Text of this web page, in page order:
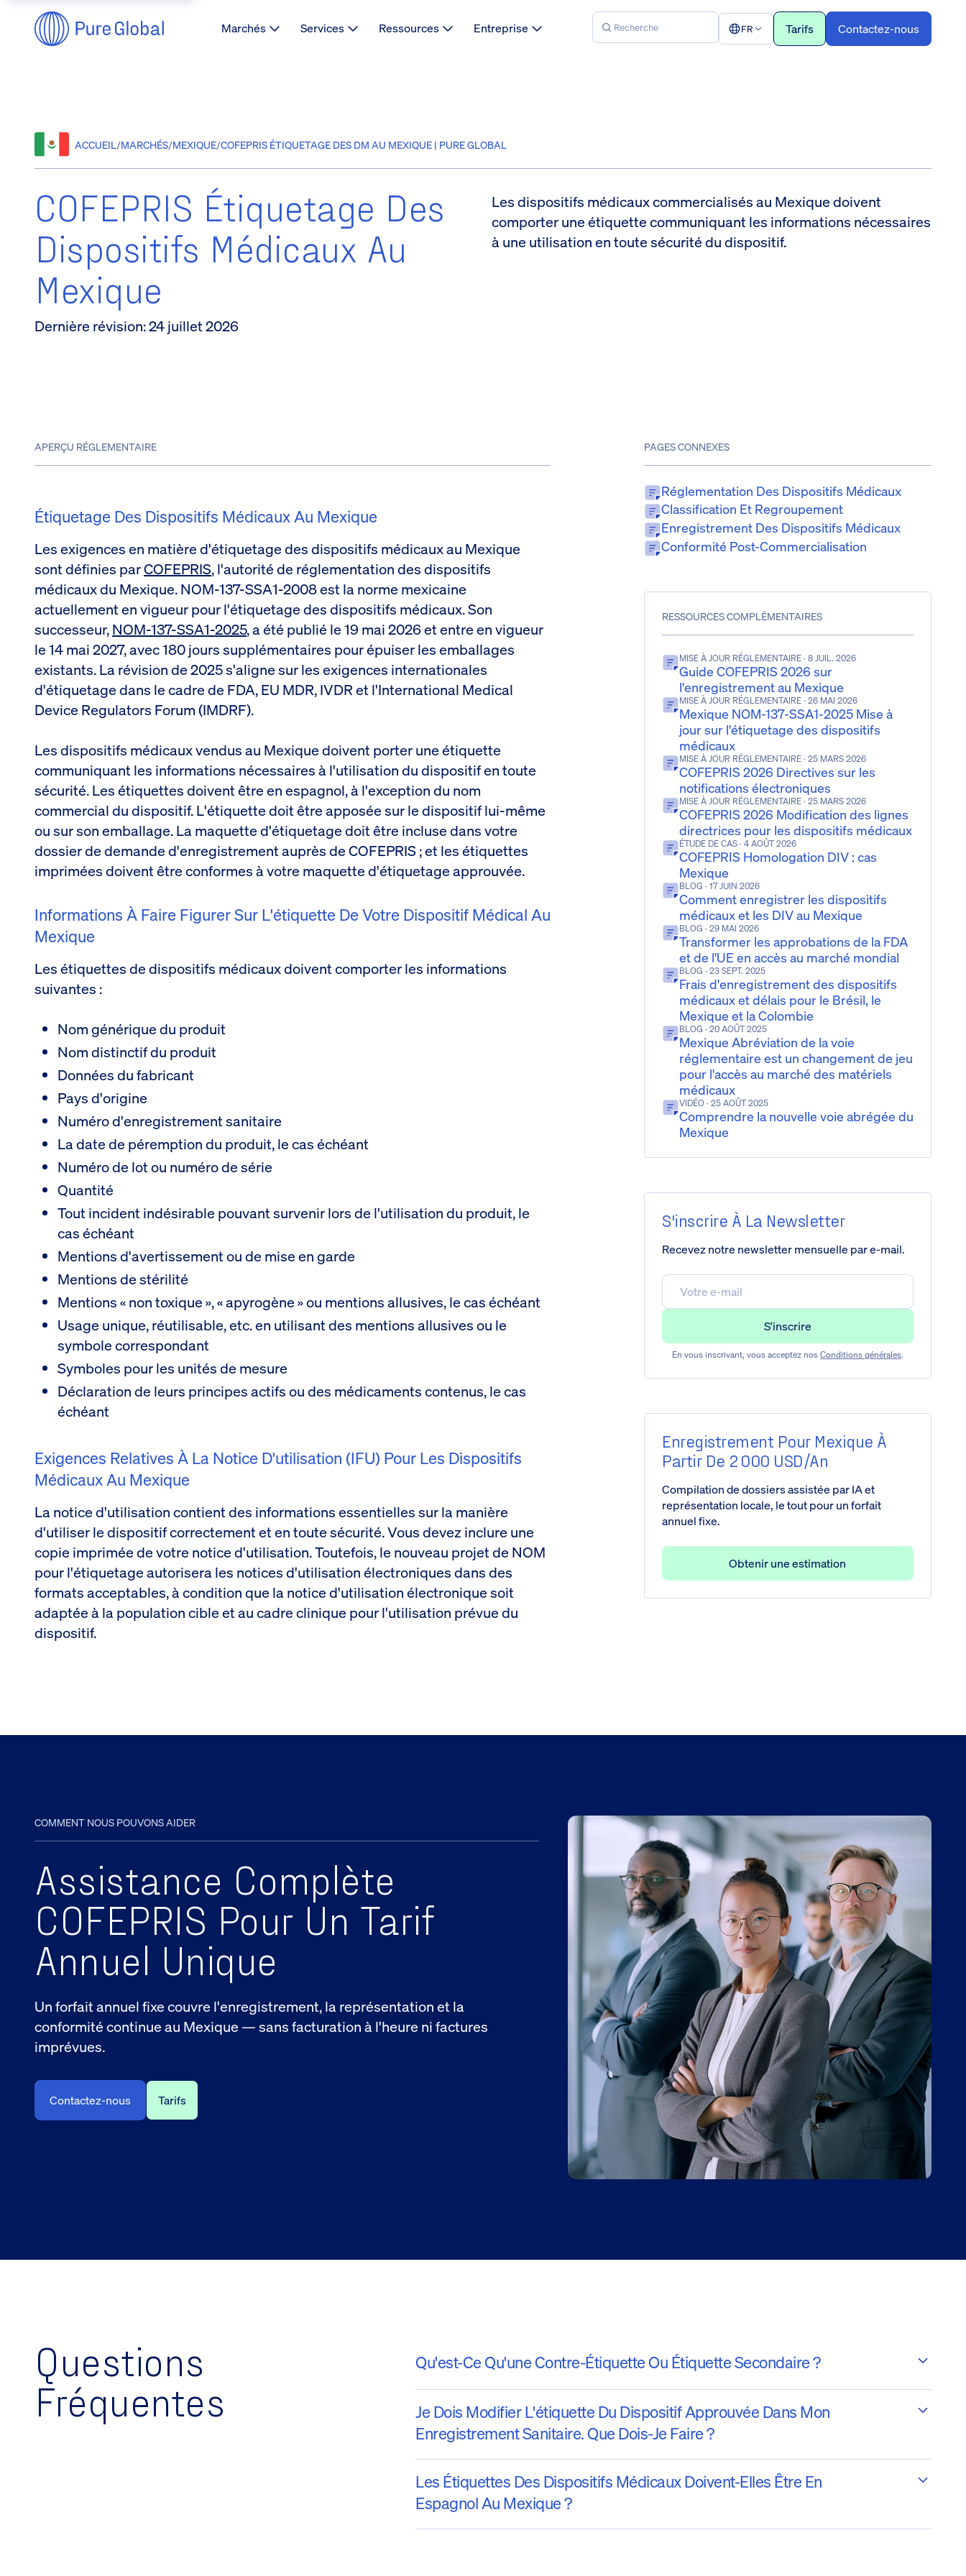
Marchés Services Ressources Entreprise FR Tarifs Contactez-nous
ACCUEIL/MARCHÉS/MEXIQUE/COFEPRIS ÉTIQUETAGE DES DM AU MEXIQUE | PURE GLOBAL
COFEPRIS Étiquetage Des
Dispositifs Médicaux Au
Mexique
Dernière révision:24 juillet 2026
Les dispositifs médicaux commercialisés au Mexique doivent
comporter une étiquette communiquant les informations nécessaires
à une utilisation en toute sécurité du dispositif.
APERÇU RÉGLEMENTAIRE
Étiquetage Des Dispositifs Médicaux Au Mexique
Les exigences en matière d'étiquetage des dispositifs médicaux au Mexique
sont définies parCOFEPRIS, l'autorité de réglementation des dispositifs
médicaux du Mexique. NOM-137-SSA1-2008 est la norme mexicaine
actuellement en vigueur pour l'étiquetage des dispositifs médicaux. Son
successeur,NOM-137-SSA1-2025, a été publié le 19 mai 2026 et entre en vigueur
le 14 mai 2027, avec 180 jours supplémentaires pour épuiser les emballages
existants. La révision de 2025 s'aligne sur les exigences internationales
d'étiquetage dans le cadre de FDA, EU MDR, IVDR et l'International Medical
Device Regulators Forum (IMDRF).
Les dispositifs médicaux vendus au Mexique doivent porter une étiquette
communiquant les informations nécessaires à l'utilisation du dispositif en toute
sécurité. Les étiquettes doivent être en espagnol, à l'exception du nom
commercial du dispositif. L'étiquette doit être apposée sur le dispositif lui-même
ou sur son emballage. La maquette d'étiquetage doit être incluse dans votre
dossier de demande d'enregistrement auprès de COFEPRIS ; et les étiquettes
imprimées doivent être conformes à votre maquette d'étiquetage approuvée.
Informations À Faire Figurer Sur L'étiquette De Votre Dispositif Médical Au
Mexique
Les étiquettes de dispositifs médicaux doivent comporter les informations
suivantes :
Nom générique du produit
Nom distinctif du produit
Données du fabricant
Pays d'origine
Numéro d'enregistrement sanitaire
La date de péremption du produit, le cas échéant
Numéro de lot ou numéro de série
Quantité
Tout incident indésirable pouvant survenir lors de l'utilisation du produit, le
cas échéant
Mentions d'avertissement ou de mise en garde
Mentions de stérilité
Mentions « non toxique », « apyrogène » ou mentions allusives, le cas échéant
Usage unique, réutilisable, etc. en utilisant des mentions allusives ou le
symbole correspondant
Symboles pour les unités de mesure
Déclaration de leurs principes actifs ou des médicaments contenus, le cas
échéant
Exigences Relatives À La Notice D'utilisation (IFU) Pour Les Dispositifs
Médicaux Au Mexique
La notice d'utilisation contient des informations essentielles sur la manière
d'utiliser le dispositif correctement et en toute sécurité. Vous devez inclure une
copie imprimée de votre notice d'utilisation. Toutefois, le nouveau projet de NOM
pour l'étiquetage autorisera les notices d'utilisation électroniques dans des
formats acceptables, à condition que la notice d'utilisation électronique soit
adaptée à la population cible et au cadre clinique pour l'utilisation prévue du
dispositif.
PAGES CONNEXES
Réglementation Des Dispositifs Médicaux
Classification Et Regroupement
Enregistrement Des Dispositifs Médicaux
Conformité Post-Commercialisation
RESSOURCES COMPLÉMENTAIRES
MISE À JOUR RÉGLEMENTAIRE · 8 JUIL. 2026
Guide COFEPRIS 2026 sur
l'enregistrement au Mexique
MISE À JOUR RÉGLEMENTAIRE · 26 MAI 2026
Mexique NOM-137-SSA1-2025 Mise à
jour sur l'étiquetage des dispositifs
médicaux
MISE À JOUR RÉGLEMENTAIRE · 25 MARS 2026
COFEPRIS 2026 Directives sur les
notifications électroniques
MISE À JOUR RÉGLEMENTAIRE · 25 MARS 2026
COFEPRIS 2026 Modification des lignes
directrices pour les dispositifs médicaux
ÉTUDE DE CAS · 4 AOÛT 2026
COFEPRIS Homologation DIV : cas
Mexique
BLOG · 17 JUIN 2026
Comment enregistrer les dispositifs
médicaux et les DIV au Mexique
BLOG · 29 MAI 2026
Transformer les approbations de la FDA
et de l'UE en accès au marché mondial
BLOG · 23 SEPT. 2025
Frais d'enregistrement des dispositifs
médicaux et délais pour le Brésil, le
Mexique et la Colombie
BLOG · 20 AOÛT 2025
Mexique Abréviation de la voie
réglementaire est un changement de jeu
pour l'accès au marché des matériels
médicaux
VIDÉO · 25 AOÛT 2025
Comprendre la nouvelle voie abrégée du
Mexique
S'inscrire À La Newsletter
Recevez notre newsletter mensuelle par e-mail.
En vous inscrivant, vous acceptez nos Conditions générales.
Enregistrement Pour Mexique À
Partir De 2 000 USD/an
Compilation de dossiers assistée par IA et
représentation locale, le tout pour un forfait
annuel fixe.
Obtenir une estimation
COMMENT NOUS POUVONS AIDER
Assistance Complète
COFEPRIS Pour Un Tarif
Annuel Unique
Un forfait annuel fixe couvre l'enregistrement, la représentation et la
conformité continue au Mexique — sans facturation à l'heure ni factures
imprévues.
Contactez-nous Tarifs
Questions
Fréquentes
Qu'est-Ce Qu'une Contre-Étiquette Ou Étiquette Secondaire ?
Je Dois Modifier L'étiquette Du Dispositif Approuvée Dans Mon
Enregistrement Sanitaire. Que Dois-Je Faire ?
Les Étiquettes Des Dispositifs Médicaux Doivent-Elles Être En
Espagnol Au Mexique ?